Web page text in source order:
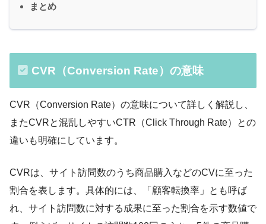
まとめ
CVR（Conversion Rate）の意味
CVR（Conversion Rate）の意味について詳しく解説し、
またCVRと混乱しやすいCTR（Click Through Rate）との
違いも明確にしています。
CVRは、サイト訪問数のうち商品購入などのCVに至った
割合を表します。具体的には、「顧客転換率」とも呼ば
れ、サイト訪問数に対する成果に至った割合を示す数値で